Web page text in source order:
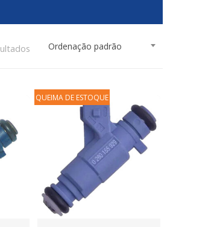
Ordenação padrão
QUEIMA DE ESTOQUE